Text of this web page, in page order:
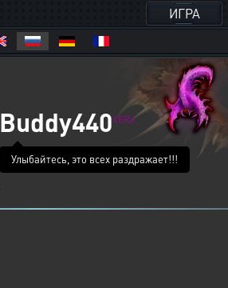
ИГРА
Buddy440XERJ
Улыбайтесь, это всех раздражает!!!